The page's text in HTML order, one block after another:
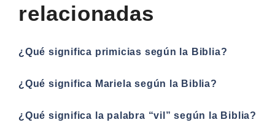
relacionadas
¿Qué significa primicias según la Biblia?
¿Qué significa Mariela según la Biblia?
¿Qué significa la palabra “vil” según la Biblia?